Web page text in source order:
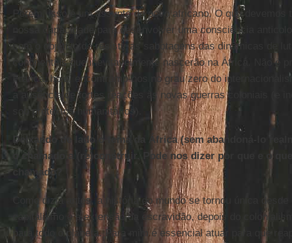
Porém, isso é um assunto do povo africano. O que devemos
nossa capacidade para desenvolver uma consciência
com o objetivo de resistir as sabotagens das dinâmicas de
continentais que inevitavelmente nascerão na África. Não é
França, hoje, encontramo-nos no grau zero do
a ausência de fortes reações às novas guerras coloniais (e
sob pretextos humanitários).
Deixando de lado o tema da África (sem abandoná-lo
o chamado a (re)construir. Pode nos dizer por que e o
chamado?
Como dizia antes, a história do mundo se tornou única
capitalismo e a extensão da escravidão, depois do
para todo o planeta. Para mim é essencial atuar para que